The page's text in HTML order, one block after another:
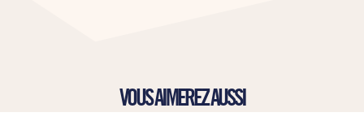
VOUS AIMEREZ AUSSI